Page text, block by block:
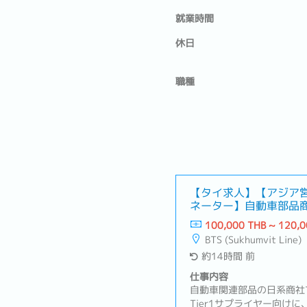
就業時間
休日
職種
【タイ求人】【アジア
ネーター】自動車部品
活かせる！好条件）
100,000 THB ~
BTS (Sukhumvit Line)
約14時間 前
仕事内容
自動車関連部品の日系商
Tier1サプライヤー向けに